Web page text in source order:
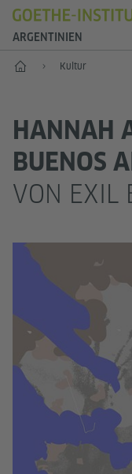
ARGENTINIEN
Start Kultur
HANNAH
BUENOS
VON EXIL